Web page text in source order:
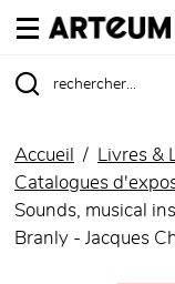
ARTEUM, la
Accueil
Livres &
Catalogues
Sounds, musical
Branly - Jacques